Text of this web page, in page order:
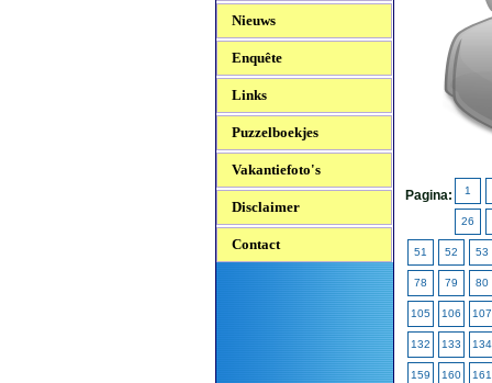
Nieuws
Enquête
Links
Puzzelboekjes
Vakantiefoto's
Disclaimer
Contact
Pagina: 1
26
51 52 53
78 79 80
105 106 107
132 133 134
159 160 161